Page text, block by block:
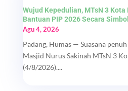
Wujud Kepedulian, MTsN 3 Kota
Bantuan PIP 2026 Secara
Agu 4, 2026
Padang, Humas — Suasana
Masjid Nurus Sakinah MTsN 3
(4/8/2026)....